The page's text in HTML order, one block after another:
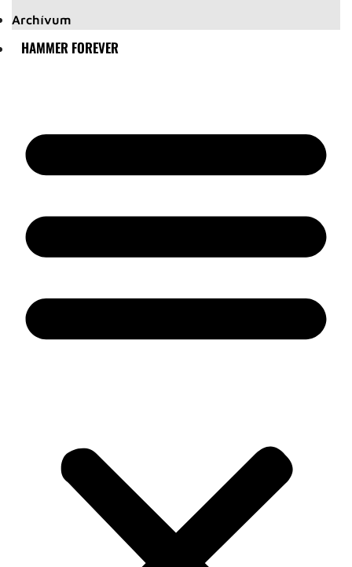
Archívum
HAMMER FOREVER